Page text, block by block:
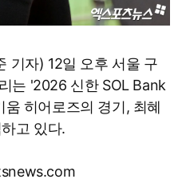
기자) 12일 오후 서울 구
는 '2026 신한 SOL Bank
히어로즈의 경기, 최혜
고 있다.